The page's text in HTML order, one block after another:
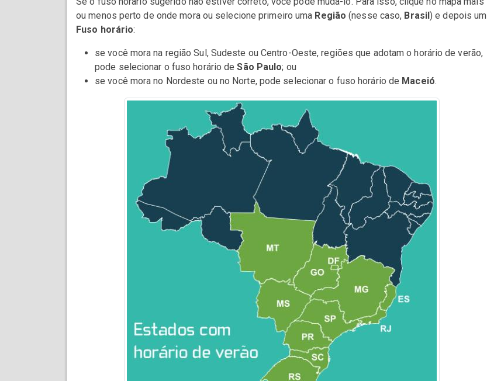
ou menos perto de onde mora ou selecione primeiro uma Região (nesse caso, Brasil) e depois um
Fuso horário:
se você mora na região Sul, Sudeste ou Centro-Oeste, regiões que adotam o horário de verão,
pode selecionar o fuso horário deSão Paulo; ou
se você mora no Nordeste ou no Norte, pode selecionar o fuso horário de Maceió.